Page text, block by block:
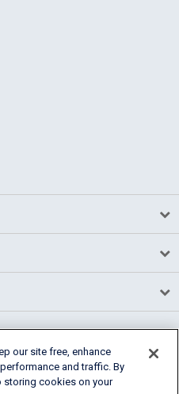
our site free, enhance
and traffic. By
storing cookies on your